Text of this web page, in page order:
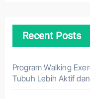
Recent Posts
Program Walking
Tubuh Lebih Aktif